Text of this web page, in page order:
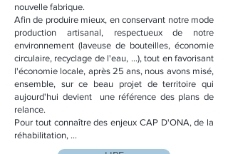
nouvelle fabrique.
Afin de produire mieux, en conservant notre mode
production artisanal, respectueux de notre
environnement (laveuse de bouteilles, économie
circulaire, recyclage de l'eau, ...), tout en favorisant
l'économie locale, après 25 ans, nous avons misé,
ensemble, sur ce beau projet de territoire qui
aujourd'hui devient une référence des plans de
relance.
Pour tout connaître des enjeux CAP D'ONA, de la
réhabilitation, ...